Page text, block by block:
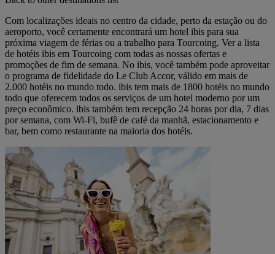
Com localizações ideais no centro da cidade, perto da estação ou do
aeroporto, você certamente encontrará um hotel ibis para sua
próxima viagem de férias ou a trabalho para Tourcoing. Ver a lista
de hotéis ibis em Tourcoing com todas as nossas ofertas e
promoções de fim de semana. No ibis, você também pode aproveitar
o programa de fidelidade do Le Club Accor, válido em mais de
2.000 hotéis no mundo todo. ibis tem mais de 1800 hotéis no mundo
todo que oferecem todos os serviços de um hotel moderno por um
preço econômico. ibis também tem recepção 24 horas por dia, 7 dias
por semana, com Wi-Fi, bufê de café da manhã, estacionamento e
bar, bem como restaurante na maioria dos hotéis.